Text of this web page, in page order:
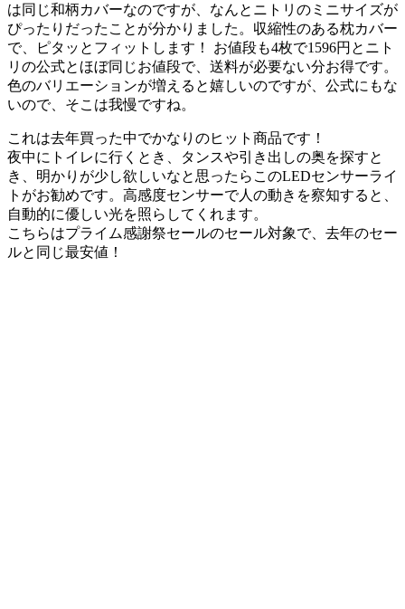
は同じ和柄カバーなのですが、なんとニトリのミニサイズが
ぴったりだったことが分かりました。収縮性のある枕カバー
で、ピタッとフィットします！ お値段も4枚で1596円とニト
リの公式とほぼ同じお値段で、送料が必要ない分お得です。
色のバリエーションが増えると嬉しいのですが、公式にもな
いので、そこは我慢ですね。
これは去年買った中でかなりのヒット商品です！
夜中にトイレに行くとき、タンスや引き出しの奥を探すと
き、明かりが少し欲しいなと思ったらこのLEDセンサーライ
トがお勧めです。高感度センサーで人の動きを察知すると、
自動的に優しい光を照らしてくれます。
こちらはプライム感謝祭セールのセール対象で、去年のセー
ルと同じ最安値！